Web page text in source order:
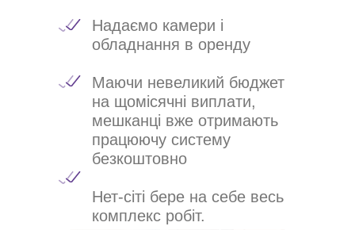
Надаємо камери і
обладнання в оренду
Маючи невеликий бюджет
на щомісячні виплати,
мешканці вже отримають
працюючу систему
безкоштовно
Нет-сіті бере на себе весь
комплекс робіт.